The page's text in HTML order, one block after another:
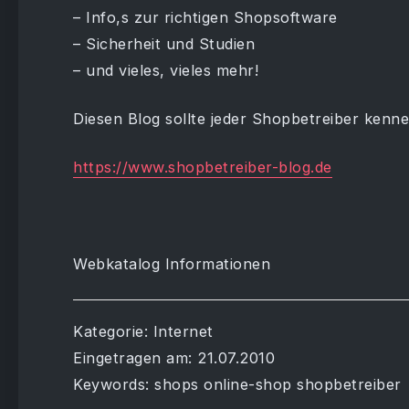
– Info,s zur richtigen Shopsoftware
– Sicherheit und Studien
– und vieles, vieles mehr!
Diesen Blog sollte jeder Shopbetreiber
https://www.shopbetreiber-blog.de
Webkatalog Informationen
Kategorie: Internet
Eingetragen am: 21.07.2010
Keywords: shops online-shop shopbetreiber